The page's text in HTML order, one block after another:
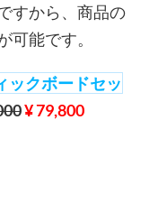
すから、商品の
可能です。
ックボードセッ
¥ 79,800